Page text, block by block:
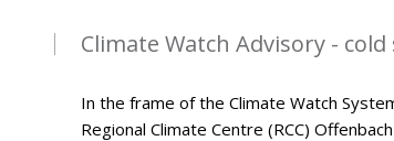
Climate Watch Advisory - cold
In the frame of the Climate Watch
Regional Climate Centre (RCC)